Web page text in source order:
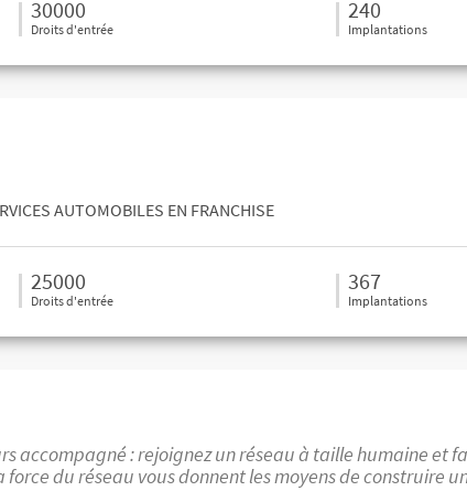
30000
Droits d'entrée
240
Implantations
AUTOMOBILES EN FRANCHISE
25000
Droits d'entrée
367
Implantations
accompagné : rejoignez un réseau à taille humaine et
du réseau vous donnent les moyens de construire